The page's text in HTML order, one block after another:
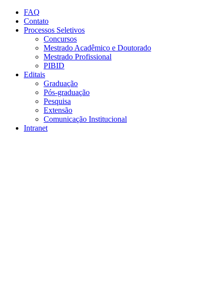
Conteúdo principal
FAQ
Contato
Processos Seletivos
Concursos
Mestrado Acadêmico e Doutorado
Mestrado Profissional
PIBID
Editais
Graduação
Pós-graduação
Pesquisa
Extensão
Comunicação Institucional
Intranet